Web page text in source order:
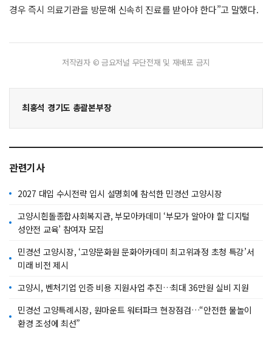
경우 즉시 의료기관을 방문해 신속히 진료를 받아야 한다”고 말했다.
저작권자 © 금요저널 무단전재 및 재배포 금지
최홍석 경기도 총괄본부장
관련기사
2027 대입 수시전략 입시 설명회에 참석한 민경선 고양시장
고양시흰돌종합사회복지관, 부모아카데미 ‘부모가 알아야 할 디지털
성안전 교육’ 참여자 모집
민경선 고양시장, ‘고양문화원 문화아카데미 최고위과정 초청 특강’서
미래 비전 제시
고양시, 벤처기업 인증 비용 지원사업 추진…최대 36만원 실비 지원
민경선 고양특례시장, 원마운트 워터파크 현장점검…“안전한 물놀이
환경 조성에 최선”